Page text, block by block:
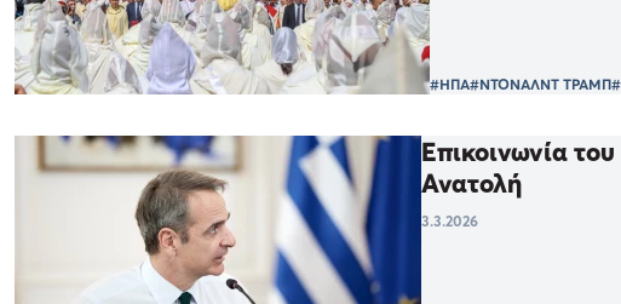
#ΗΠΑ#ΝΤΟΝΑΛΝΤ ΤΡΑΜΠ
Επικοινωνία
Ανατολή
3.3.2026